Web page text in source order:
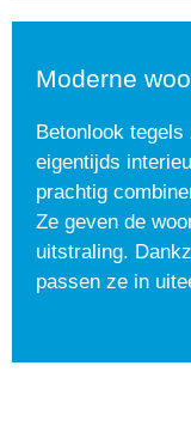
Moderne
Betonlook
eigentijds
prachtig
Ze geven de
uitstraling.
passen ze in